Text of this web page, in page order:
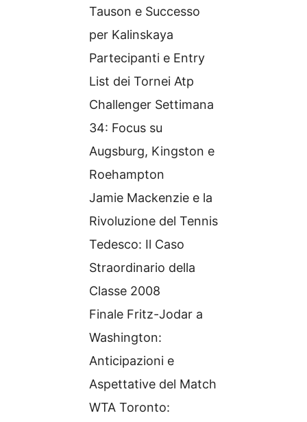
Tauson e Successo
per Kalinskaya
Partecipanti e Entry
List dei Tornei Atp
Challenger Settimana
34: Focus su
Augsburg, Kingston e
Roehampton
Jamie Mackenzie e la
Rivoluzione del Tennis
Tedesco: Il Caso
Straordinario della
Classe 2008
Finale Fritz-Jodar a
Washington:
Anticipazioni e
Aspettative del Match
WTA Toronto: